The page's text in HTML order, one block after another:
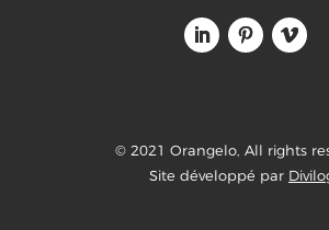
© 2021 Orangelo, All rights
Site développé par